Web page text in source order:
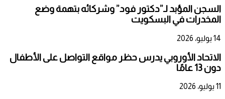
السجن المؤبد لـ”دكتور فود” وشركائه بتهمة وضع
المخدرات في البسكويت
14 يوليو، 2026
الاتحاد الأوروبي يدرس حظر مواقع التواصل على الأطفال
دون 13 عامًا
11 يوليو، 2026